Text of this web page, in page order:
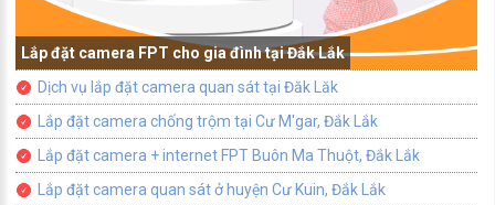
Lắp đặt camera FPT cho gia đình tại Đắk Lắk
Dịch vụ lắp đặt camera quan sát tại Đăk Lăk
Lắp đặt camera chống trộm tại Cư M'gar, Đắk Lắk
Lắp đặt camera + internet FPT Buôn Ma Thuột, Đắk Lắk
Lắp đặt camera quan sát ở huyện Cư Kuin, Đắk Lắk